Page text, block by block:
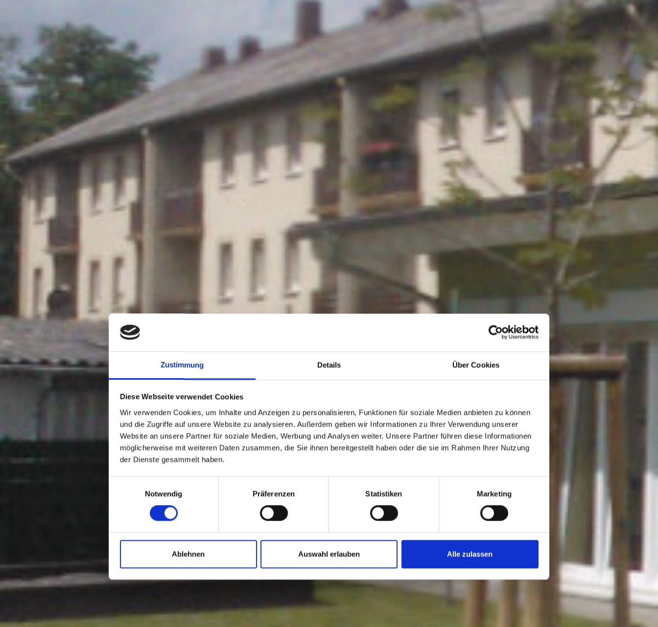
Zustimmung Details Über Cookies
Diese Webseite verwendet Cookies
Wir verwenden Cookies, um Inhalte und Anzeigen zu personalisieren, Funktionen für soziale Medien anbieten zu können
und die Zugriffe auf unsere Website zu analysieren. Außerdem geben wir Informationen zu Ihrer Verwendung unserer
Website an unsere Partner für soziale Medien, Werbung und Analysen weiter. Unsere Partner führen diese Informationen
möglicherweise mit weiteren Daten zusammen, die Sie ihnen bereitgestellt haben oder die sie im Rahmen Ihrer Nutzung
der Dienste gesammelt haben.
Notwendig
Präferenzen Statistiken Marketing
Ablehnen Auswahl erlauben Alle zulassen